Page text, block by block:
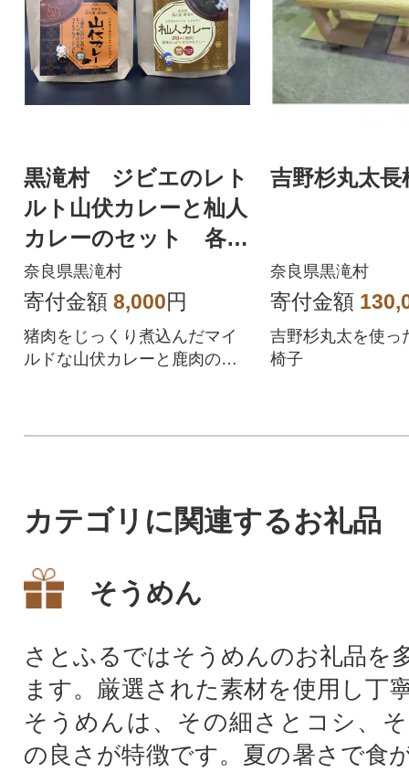
黒滝村 ジビエのレト
ルト山伏カレーと杣人
カレーのセット 各1
個
奈良県黒滝村
寄付金額 8,000円
猪肉をじっくり煮込んだマイ
ルドな山伏カレーと鹿肉の旨
吉野杉丸太長
奈良県黒滝村
寄付金額
吉野杉丸太を使っ
椅子
カテゴリに関連するお礼品
そうめん
さとふるではそうめんのお礼品を
ます。厳選された素材を使用し丁
そうめんは、その細さとコシ、
の良さが特徴です。夏の暑さで食